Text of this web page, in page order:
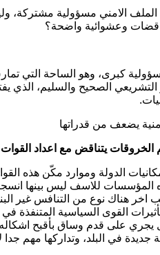
الملف الامني مسؤولية مشتركة،
وعشوائية واضحة؟
كبرى، وهو الساحة التي
التشريعي الصحيح والسليم،
يضعف من قدراتها
يتناقض مع اعداد القوات
الدولة وموارد مكّن هذه
للاسف ليس بينها
هناك نوع من التنافس غير
تأثيرات القوى السياسية
يجري على قدم وساق بأقبح
جديدة في البلد، وتداركها مهم